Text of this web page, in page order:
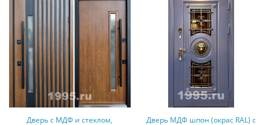
Дверь с МДФ и стеклом,
Дверь МДФ шпон (окрас RAL) с